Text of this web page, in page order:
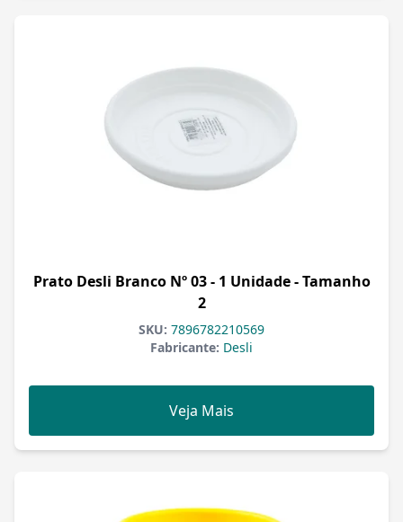
Prato Desli Branco Nº 03 - 1 Unidade - Tamanho
2
SKU: 7896782210569
Fabricante: Desli
Veja Mais